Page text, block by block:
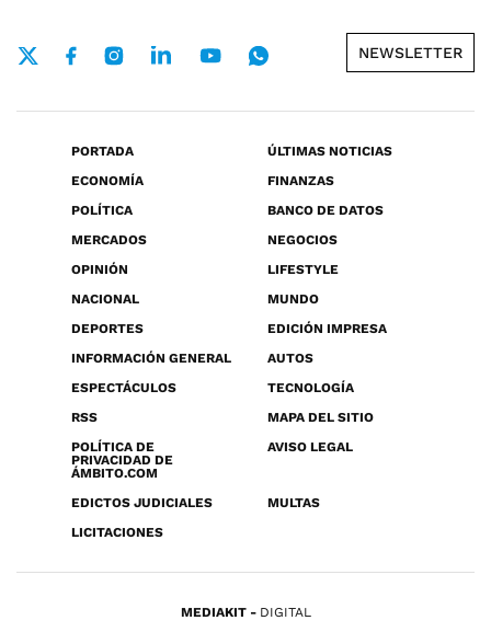
NEWSLETTER
PORTADA
ÚLTIMAS NOTICIAS
ECONOMÍA
FINANZAS
POLÍTICA
BANCO DE DATOS
MERCADOS
NEGOCIOS
OPINIÓN
LIFESTYLE
NACIONAL
MUNDO
DEPORTES
EDICIÓN IMPRESA
INFORMACIÓN GENERAL
AUTOS
ESPECTÁCULOS
TECNOLOGÍA
RSS
MAPA DEL SITIO
POLÍTICA DE
PRIVACIDAD DE
ÁMBITO.COM
AVISO LEGAL
EDICTOS JUDICIALES
MULTAS
LICITACIONES
MEDIAKIT DIGITAL